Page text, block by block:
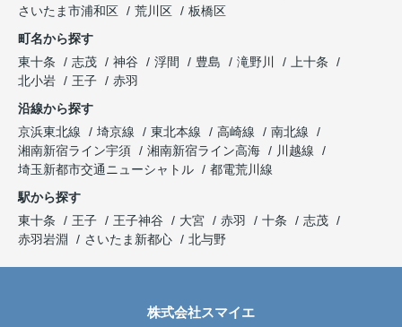
さいたま市浦和区
荒川区
板橋区
町名から探す
東十条
志茂 神谷 浮間 豊島 滝野川
上十条
北小岩
王子
赤羽
沿線から探す
京浜東北線
埼京線 東北本線 高崎線
南北線
湘南新宿ライン宇須
湘南新宿ライン高海
川越線
埼玉新都市交通ニューシャトル
都電荒川線
駅から探す
東十条
王子 王子神谷 大宮 赤羽 十条
志茂
赤羽岩淵
さいたま新都心 北与野
株式会社スマイエ